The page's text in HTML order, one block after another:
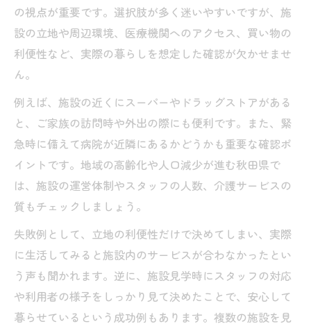
の視点が重要です。選択肢が多く迷いやすいですが、施
設の立地や周辺環境、医療機関へのアクセス、買い物の
利便性など、実際の暮らしを想定した確認が欠かせませ
ん。
例えば、施設の近くにスーパーやドラッグストアがある
と、ご家族の訪問時や外出の際にも便利です。また、緊
急時に備えて病院が近隣にあるかどうかも重要な確認ポ
イントです。地域の高齢化や人口減少が進む秋田県で
は、施設の運営体制やスタッフの人数、介護サービスの
質もチェックしましょう。
失敗例として、立地の利便性だけで決めてしまい、実際
に生活してみると施設内のサービスが合わなかったとい
う声も聞かれます。逆に、施設見学時にスタッフの対応
や利用者の様子をしっかり見て決めたことで、安心して
暮らせているという成功例もあります。複数の施設を見